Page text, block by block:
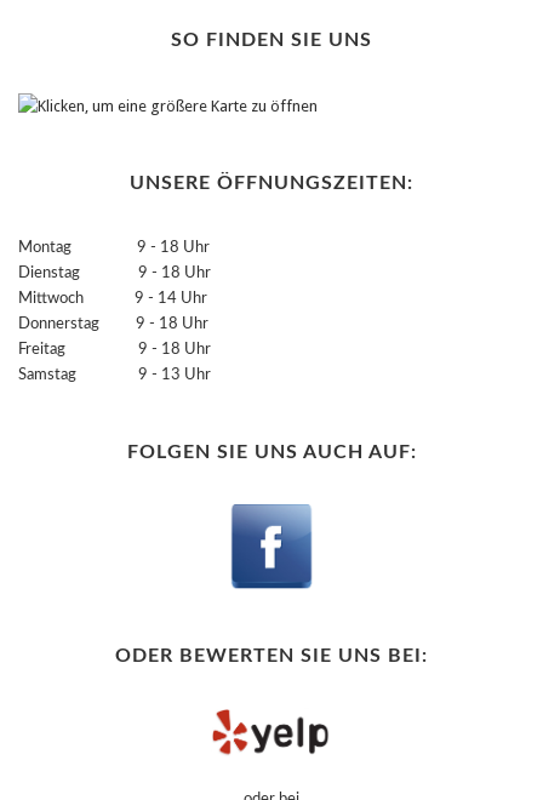
SO FINDEN SIE UNS
UNSERE ÖFFNUNGSZEITEN:
Montag 9 - 18 Uhr
Dienstag 9 - 18 Uhr
Mittwoch 9 - 14 Uhr
Donnerstag 9 - 18 Uhr
Freitag 9 - 18 Uhr
Samstag 9 - 13 Uhr
FOLGEN SIE UNS AUCH AUF:
ODER BEWERTEN SIE UNS BEI: